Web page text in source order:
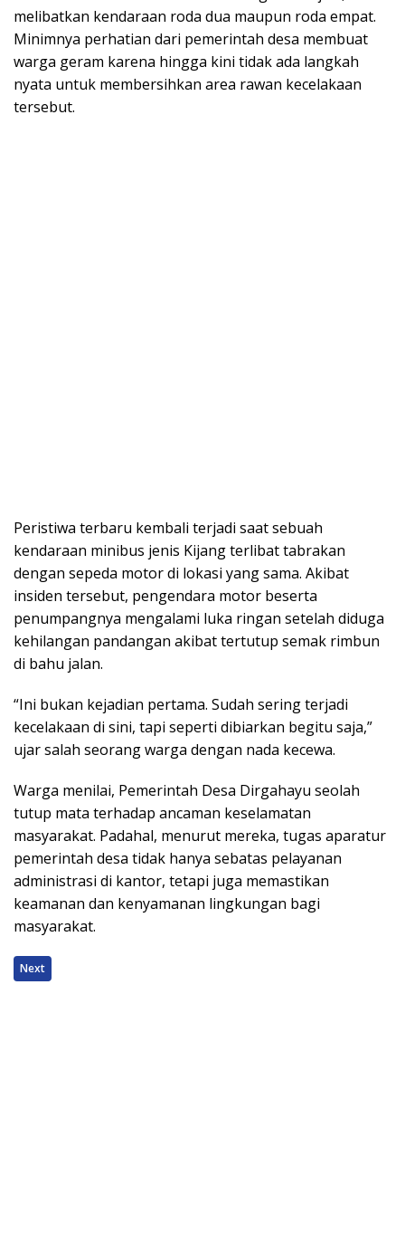
melibatkan kendaraan roda dua maupun roda empat.
Minimnya perhatian dari pemerintah desa membuat
warga geram karena hingga kini tidak ada langkah
nyata untuk membersihkan area rawan kecelakaan
tersebut.
Peristiwa terbaru kembali terjadi saat sebuah
kendaraan minibus jenis Kijang terlibat tabrakan
dengan sepeda motor di lokasi yang sama. Akibat
insiden tersebut, pengendara motor beserta
penumpangnya mengalami luka ringan setelah diduga
kehilangan pandangan akibat tertutup semak rimbun
di bahu jalan.
“Ini bukan kejadian pertama. Sudah sering terjadi
kecelakaan di sini, tapi seperti dibiarkan begitu saja,”
ujar salah seorang warga dengan nada kecewa.
Warga menilai, Pemerintah Desa Dirgahayu seolah
tutup mata terhadap ancaman keselamatan
masyarakat. Padahal, menurut mereka, tugas aparatur
pemerintah desa tidak hanya sebatas pelayanan
administrasi di kantor, tetapi juga memastikan
keamanan dan kenyamanan lingkungan bagi
masyarakat.
Next